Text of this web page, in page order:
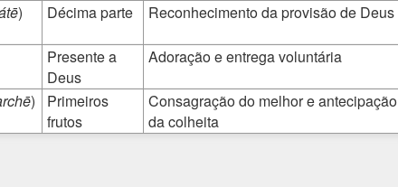
) Décima parte Reconhecimento da provisão de Deus
Presente a
Deus
Adoração e entrega voluntária
)
Primeiros
frutos
Consagração do melhor e antecipação
da colheita